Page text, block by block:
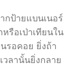
กป้ายแบนเนอร์
รือเป่าเทียนใน
รอคอย ยิ่งถ้า
วลานั้นยิ่งกลาย